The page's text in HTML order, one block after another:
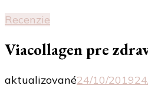
Recenzie
Viacollagen pre
aktualizované24/10/2019